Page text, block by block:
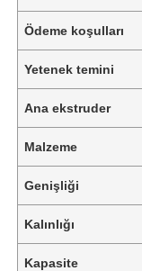
Ödeme koşulları
Yetenek temini
Ana ekstruder
Malzeme
Genişliği
Kalınlığı
Kapasite